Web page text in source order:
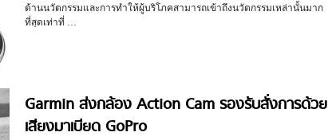
ด้านนวัตกรรมและการทำให้ผู้บริโภคสามารถเข้าถึงนวัตกรรมเหล่านั้นมาก
ที่สุดเท่าที่ …
Garmin ส่งกล้อง Action Cam รองรับสั่งการด้วย
เสียงมาเบียด GoPro